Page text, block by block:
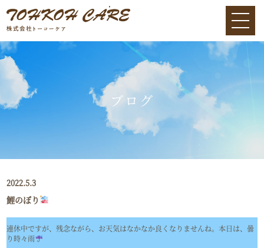
ブログ
2022.5.3
鯉のぼり
連休中ですが、残念ながら、お天気はなかなか良くなりませんね。本日は、曇
り時々雨